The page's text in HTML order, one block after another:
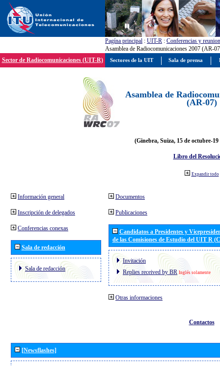
Pagína principal : UIT-R : Conferencias y
Asamblea de Radiocomunicaciones 2007 (AR-
Sector de Radiocomunicaciones (UIT-R)
Asamblea de
(AR-07)
(Ginebra, Suiza, 15 de octubre-19
Libro del
Expandir todo
Información general
Inscripción de delegados
Conferencias conexas
Sala de redacción
Sala de redacción
Documentos
Publicaciones
Candidatos a Presidentes y
de las Comisiones de Estudio del UIT R
Invitación
Replies received by BR Inglés solamente
Otras informaciones
Contactos
[Newsflashes]
Sectores de la UIT Sala de prensa